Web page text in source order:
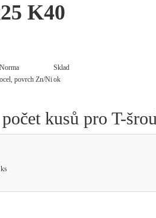
K40
Norma
Sklad
ocel, povrch Zn/Niok
kusů pro T-
ks